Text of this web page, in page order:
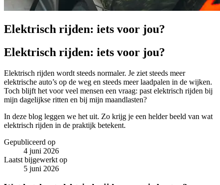
Elektrisch rijden: iets voor jou?
Elektrisch rijden: iets voor jou?
Elektrisch rijden wordt steeds normaler. Je ziet steeds meer
elektrische auto’s op de weg en steeds meer laadpalen in de wijken.
Toch blijft het voor veel mensen een vraag: past elektrisch rijden bij
mijn dagelijkse ritten en bij mijn maandlasten?
In deze blog leggen we het uit. Zo krijg je een helder beeld van wat
elektrisch rijden in de praktijk betekent.
Gepubliceerd op
4 juni 2026
Laatst bijgewerkt op
5 juni 2026